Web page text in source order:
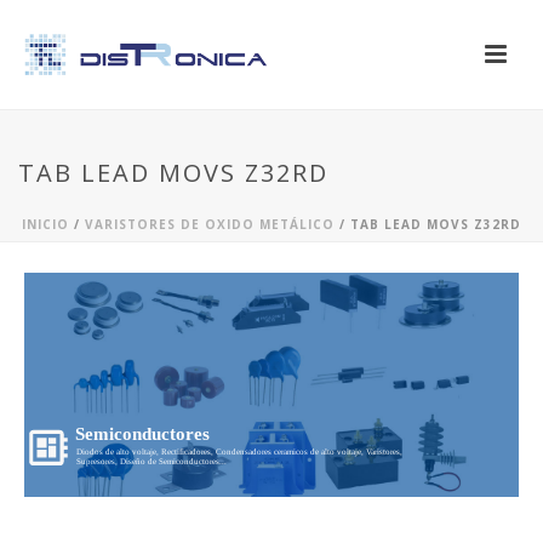
TAB LEAD MOVS Z32RD
INICIO / VARISTORES DE OXIDO METÁLICO / TAB LEAD MOVS Z32RD
Semiconductores
Diodos de alto voltaje, Rectificadores, Condensadores ceramicos de alto voltaje, Varistores,
Supresores, Diseño de Semiconductores...